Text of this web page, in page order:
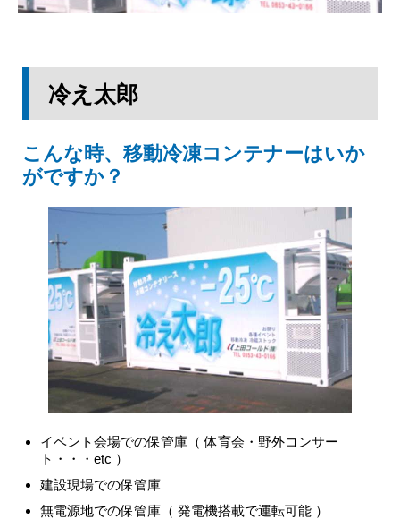
冷え太郎
こんな時、移動冷凍コンテナーはいか
がですか？
イベント会場での保管庫（ 体育会・野外コンサー
ト・・・etc ）
建設現場での保管庫
無電源地での保管庫（ 発電機搭載で運転可能 ）